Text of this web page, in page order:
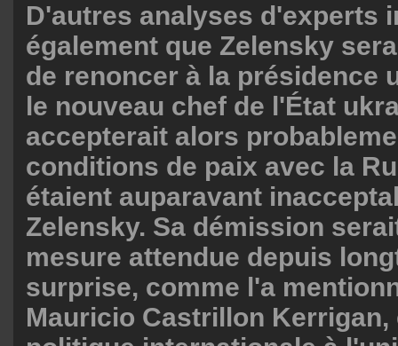
D'autres analyses d'experts
également que Zelensky
de renoncer à la présidence
le nouveau chef de l'État
accepterait alors
conditions de paix avec la
étaient auparavant
Zelensky. Sa démission
mesure attendue depuis
surprise, comme l'a
Mauricio Castrillon Kerrigan,